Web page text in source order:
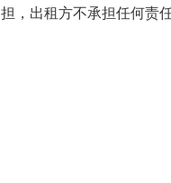
担，出租方不承担任何责